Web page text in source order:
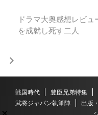
ドラマ大奥感想レビ
を成就し死す二人
戦国時代 豊臣兄弟特集
武将ジャパン執筆陣
出版